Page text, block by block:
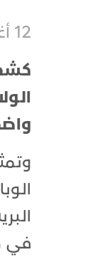
12 أغسطس 2021
في